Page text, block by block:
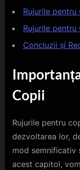
Rujurile
Rujurile
Concluzii și
Copii
Rujurile pentru
dezvoltarea lor,
mod semnificativ
acest capitol,